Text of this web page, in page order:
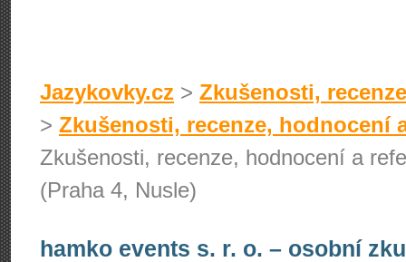
Jazykovky.cz > Zkušenosti,
> Zkušenosti, recenze, hodnocení
Zkušenosti, recenze, hodnocení a
(Praha 4, Nusle)
hamko events s. r. o. – osobní